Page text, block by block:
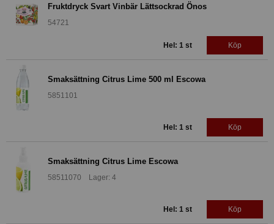
Fruktdryck Svart Vinbär Lättsockrad Önos
54721
Hel: 1 st Köp
Smaksättning Citrus Lime 500 ml Escowa
5851101
Hel: 1 st Köp
Smaksättning Citrus Lime Escowa
58511070 Lager: 4
Hel: 1 st Köp